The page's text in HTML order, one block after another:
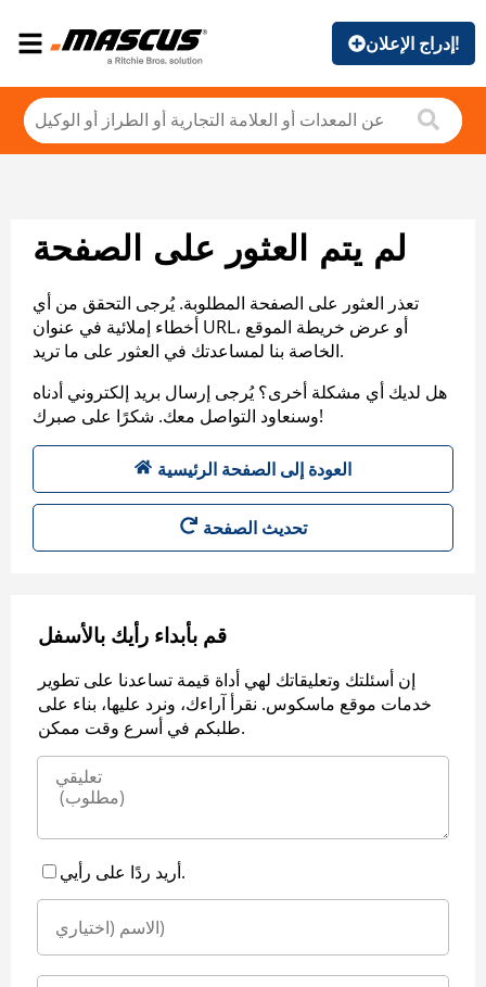
إدراج الإعلان!
لم يتم العثور على الصفحة
تعذر العثور على الصفحة المطلوبة. يُرجى التحقق من أي
أخطاء إملائية في عنوان URL، أو عرض خريطة الموقع
الخاصة بنا لمساعدتك في العثور على ما تريد.
هل لديك أي مشكلة أخرى؟ يُرجى إرسال بريد إلكتروني أدناه
وسنعاود التواصل معك. شكرًا على صبرك!
العودة إلى الصفحة الرئيسية
تحديث الصفحة
قم بأبداء رأيك بالأسفل
إن أسئلتك وتعليقاتك لهي أداة قيمة تساعدنا على تطوير
خدمات موقع ماسكوس. نقرأ آراءك، ونرد عليها، بناء على
طلبكم في أسرع وقت ممكن.
أريد ردًا على رأيي.